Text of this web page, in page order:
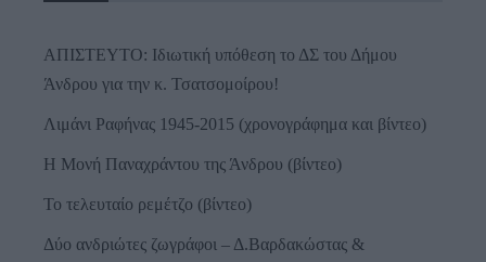
ΑΠΙΣΤΕΥΤΟ: Ιδιωτική υπόθεση το ΔΣ του Δήμου
Άνδρου για την κ. Τσατσομοίρου!
Λιμάνι Ραφήνας 1945-2015 (χρονογράφημα και βίντεο)
Η Μονή Παναχράντου της Άνδρου (βίντεο)
Το τελευταίο ρεμέτζο (βίντεο)
Δύο ανδριώτες ζωγράφοι – Δ.Βαρδακώστας &